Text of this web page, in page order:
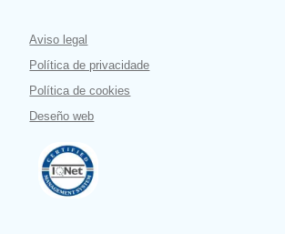
Aviso legal
Política de privacidade
Política de cookies
Deseño web